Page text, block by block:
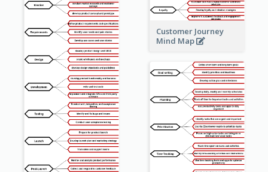
Customer Journey
Mind Map